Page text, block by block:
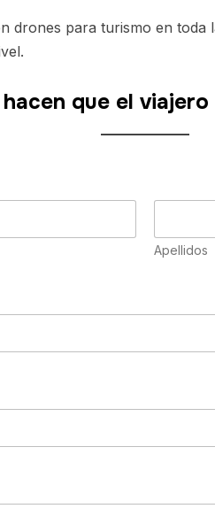
drones para turismo en toda
que el
Apellidos